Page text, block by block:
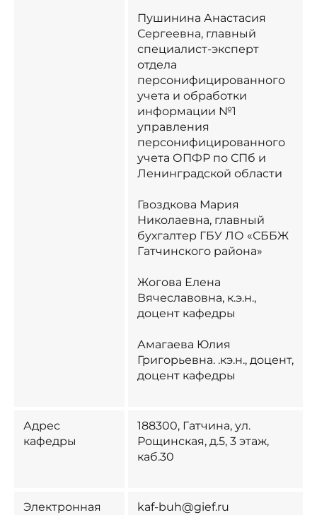
Пушинина Анастасия
Сергеевна, главный
специалист-эксперт
отдела
персонифицированного
учета и обработки
информации №1
управления
персонифицированного
учета ОПФР по СПб и
Ленинградской области​
Гвоздкова Мария
Николаевна, главный
бухгалтер ГБУ ЛО «СББЖ
Гатчинского района» ​
Жогова Елена
Вячеславовна, к.э.н.​,
доцент кафедры​
Амагаева Юлия
Григорьевна.​ .кэ.н., доцент​,
доцент кафедры​
Адрес
кафедры
188300, Гатчина, ул.
Рощинская, д.5, 3 этаж,
каб.30
Электронная
kaf-buh@gief.ru